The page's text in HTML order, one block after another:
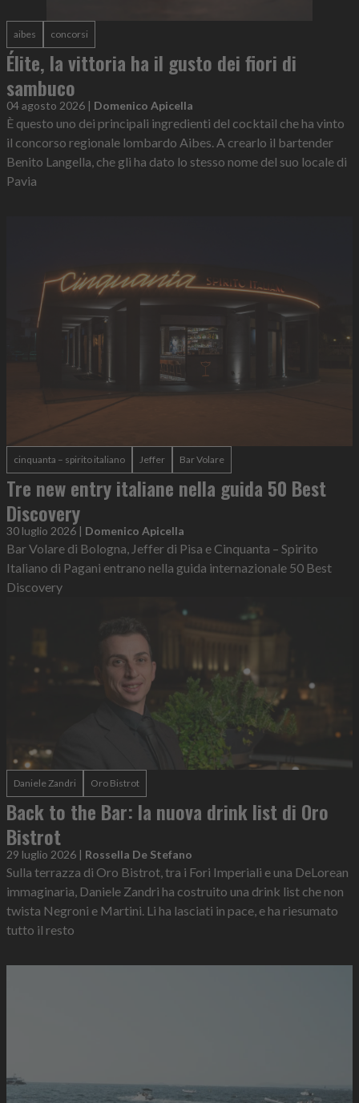
aibes concorsi
Élite, la vittoria ha il gusto dei fiori di
sambuco
04 agosto 2026 | Domenico Apicella
È questo uno dei principali ingredienti del cocktail che ha vinto
il concorso regionale lombardo Aibes. A crearlo il bartender
Benito Langella, che gli ha dato lo stesso nome del suo locale di
Pavia
cinquanta – spirito italiano Jeffer Bar Volare
Tre new entry italiane nella guida 50 Best
Discovery
30 luglio 2026 Domenico Apicella
Bar Volare di Bologna, Jeffer di Pisa e Cinquanta – Spirito
Italiano di Pagani entrano nella guida internazionale 50 Best
Discovery
Daniele Zandri Oro Bistrot
Back to the Bar: la nuova drink list di Oro
Bistrot
29 luglio 2026 Rossella De Stefano
Sulla terrazza di Oro Bistrot, tra i Fori Imperiali e una DeLorean
immaginaria, Daniele Zandri ha costruito una drink list che non
twista Negroni e Martini. Li ha lasciati in pace, e ha riesumato
tutto il resto